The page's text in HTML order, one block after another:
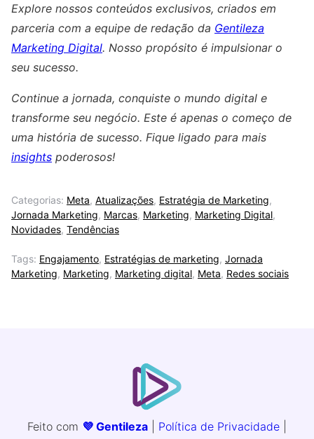
Explore nossos conteúdos exclusivos, criados em
parceria com a equipe de redação da Gentileza
Marketing Digital. Nosso propósito é impulsionar o
seu sucesso.
Continue a jornada, conquiste o mundo digital e
transforme seu negócio. Este é apenas o começo de
uma história de sucesso. Fique ligado para mais
insights poderosos!
Categorias: Meta, Atualizações, Estratégia de Marketing,
Jornada Marketing, Marcas, Marketing, Marketing Digital,
Novidades, Tendências
Tags: Engajamento, Estratégias de marketing, Jornada
Marketing, Marketing, Marketing digital, Meta, Redes sociais
Feito com 💜 Gentileza Política de Privacidade